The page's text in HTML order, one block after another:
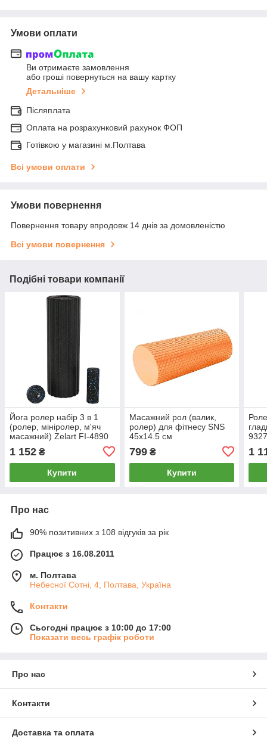
Умови оплати
Ви отримаєте замовлення
або гроші повернуться на вашу картку
Детальніше
Післяплата
Оплата на розрахунковий рахунок ФОП
Готівкою у магазині м.Полтава
Всі умови оплати
Умови повернення
Повернення товару впродовж 14 днів за домовленістю
Всі умови повернення
Подібні товари компанії
Йога ролер набір 3 в 1
(ролер, мініролер, м'яч
масажний) Zelart FI-4890
1 152 ₴
Купити
Масажний рол (валик,
ролер) для фітнесу SNS
45x14.5 см
799₴
Купити
1
Про нас
90% позитивних з 108 відгуків за рік
Працює з 16.08.2011
м. Полтава
Небесної Сотні, 4, Полтава, Україна
Контакти
Сьогодні працює з 10:00 до 17:00
Показати весь графік роботи
Про нас
Контакти
Доставка та оплата